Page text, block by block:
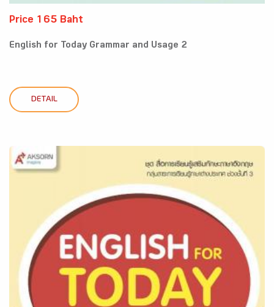
Price 165 Baht
English for Today Grammar and Usage 2
DETAIL